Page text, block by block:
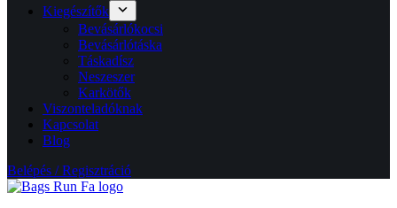
Kiegészítők
Bevásárlókocsi
Bevásárlótáska
Táskadísz
Neszeszer
Karkötők
Viszonteladóknak
Kapcsolat
Blog
Belépés / Regisztráció